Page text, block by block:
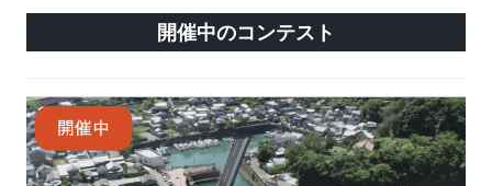
開催中のコンテスト